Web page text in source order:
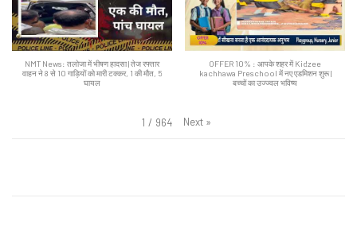
NMT News: तलोजा में भीषण हादसा | तेज रफ्तार
वाहन ने 8 से 10 गाड़ियों को मारी टक्कर, 1 की मौत, 5
घायल
OFFER 10% : आपके शहर में Kidzee
kachhawa Preschool में नए एडमिशन शुरू |
बच्चों का उज्ज्वल भविष्य
1 / 964 Next »